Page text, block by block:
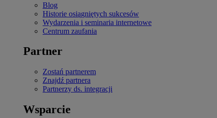
Blog
Historie osiągniętych sukcesów
Wydarzenia i seminaria internetowe
Centrum zaufania
Partner
Zostań partnerem
Znajdź partnera
Partnerzy ds. integracji
Wsparcie